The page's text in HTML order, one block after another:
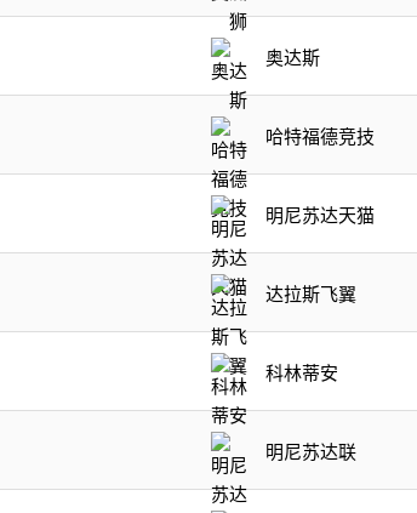
奥达斯
哈特福德竞技
明尼苏达天猫
达拉斯飞翼
科林蒂安
明尼苏达联